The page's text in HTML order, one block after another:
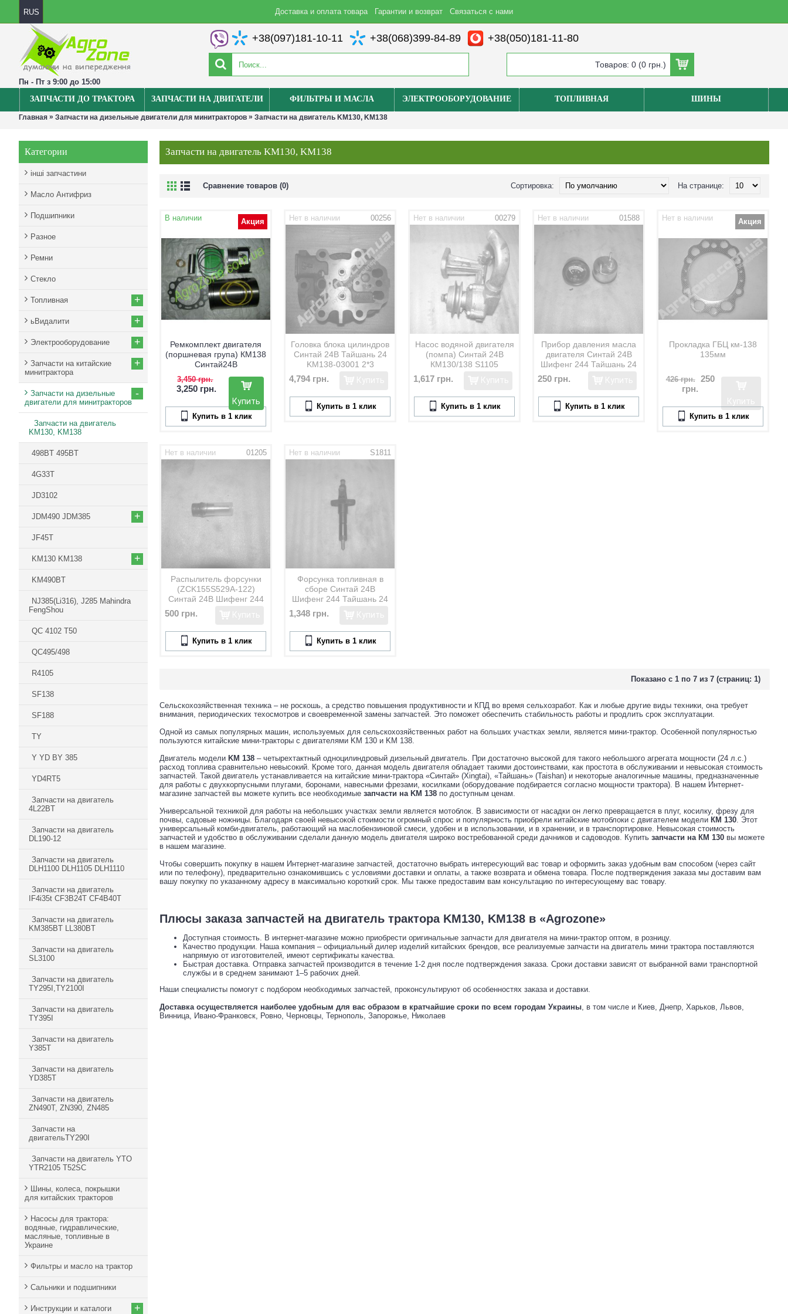
Доставка и оплата товара Гарантии и возврат Связаться с нами
RUS
+38(097)181-10-11 +38(068)399-84-89 +38(050)181-11-80
Пн - Пт з 9:00 до 15:00
Товаров: 0 (0 грн.)
ЗАПЧАСТИ ДО ТРАКТОРА ЗАПЧАСТИ НА ДВИГАТЕЛИ ФИЛЬТРЫ И МАСЛА ЭЛЕКТРООБОРУДОВАНИЕ ТОПЛИВНАЯ ШИНЫ
Главная » Запчасти на дизельные двигатели для минитракторов » Запчасти на двигатель KM130, KM138
Категории
інші запчастини
Масло Антифриз
Подшипники
Разное
Ремни
Стекло
Топливная +
ьВидалити +
Электрооборудование +
Запчасти на китайские
минитрактора
+
Запчасти на дизельные
двигатели для минитракторов
-
Запчасти на двигатель
KM130, KM138
498BT 495BT
4G33T
JD3102
JDM490 JDM385 +
JF45T
KM130 KM138 +
KM490BT
NJ385(Li316), J285 Mahindra
FengShou
QC 4102 T50
QC495/498
R4105
SF138
SF188
TY
Y YD BY 385
YD4RT5
Запчасти на двигатель
4L22BT
Запчасти на двигатель
DL190-12
Запчасти на двигатель
DLH1100 DLH1105 DLH1110
Запчасти на двигатель
IF4i35t CF3B24T CF4B40T
Запчасти на двигатель
KM385BT LL380BT
Запчасти на двигатель
SL3100
Запчасти на двигатель
TY295I,TY2100I
Запчасти на двигатель
TY395I
Запчасти на двигатель
Y385T
Запчасти на двигатель
YD385T
Запчасти на двигатель
ZN490T, ZN390, ZN485
Запчасти на
двигательTY290I
Запчасти на двигатель YTO
YTR2105 T52SC
Шины, колеса, покрышки
для китайских тракторов
Насосы для трактора:
водяные, гидравлические,
масляные, топливные в
Украине
Фильтры и масло на трактор
Сальники и подшипники
Инструкции и каталоги +
Запчасти на двигатель KM130, KM138
Сравнение товаров (0) На странице:
Сортировка:
В наличии Акция
Ремкомплект двигателя
(поршневая група) КМ138
Синтай24В
3,450 грн.
3,250 грн.
Купить
Купить в 1 клик
Нет в наличии 00256
Головка блока цилиндров
Синтай 24В Тайшань 24
KM138-03001 2*3
4,794 грн.
Купить в 1 клик
Нет в наличии 00279
Насос водяной двигателя
(помпа) Синтай 24В
КМ130/138 S1105
1005255-388YD
1,617 грн.
Купить в 1 клик
Нет в наличии 01588
Прибор давления масла
двигателя Синтай 24В
Шифенг 244 Тайшань 24
250 грн.
Купить в 1 клик
Нет в наличии 00482
Акция
Прокладка ГБЦ км-138
135мм
426 грн.
250
грн.
Купить в 1 клик
Нет в наличии 01205
Распылитель форсунки
(ZCK155S529A-122)
Синтай 24В Шифенг 244
CNDLLA155S255
500 грн.
Купить в 1 клик
Нет в наличии S1811
Форсунка топливная в
сборе Синтай 24В
Шифенг 244 Тайшань 24
1,348 грн.
Купить в 1 клик
Показано с 1 по 7 из 7 (страниц: 1)
Сельскохозяйственная техника – не роскошь, а средство повышения продуктивности и КПД во время сельхозработ. Как и любые другие виды техники, она требует
внимания, периодических техосмотров и своевременной замены запчастей. Это поможет обеспечить стабильность работы и продлить срок эксплуатации.
Одной из самых популярных машин, используемых для сельскохозяйственных работ на больших участках земли, является мини-трактор. Особенной популярностью
пользуются китайские мини-тракторы с двигателями KM 130 и KM 138.
Двигатель модели KM 138 – четырехтактный одноцилиндровый дизельный двигатель. При достаточно высокой для такого небольшого агрегата мощности (24 л.с.)
расход топлива сравнительно невысокий. Кроме того, данная модель двигателя обладает такими достоинствами, как простота в обслуживании и невысокая стоимость
запчастей. Такой двигатель устанавливается на китайские мини-трактора «Синтай» (Xingtai), «Тайшань» (Taishan) и некоторые аналогичные машины, предназначенные
для работы с двухкорпусными плугами, боронами, навесными фрезами, косилками (оборудование подбирается согласно мощности трактора). В нашем Интернет-
магазине запчастей вы можете купить все необходимые запчасти на KM 138 по доступным ценам.
Универсальной техникой для работы на небольших участках земли является мотоблок. В зависимости от насадки он легко превращается в плуг, косилку, фрезу для
почвы, садовые ножницы. Благодаря своей невысокой стоимости огромный спрос и популярность приобрели китайские мотоблоки с двигателем модели КМ 130. Этот
универсальный комби-двигатель, работающий на маслобензиновой смеси, удобен и в использовании, и в хранении, и в транспортировке. Невысокая стоимость
запчастей и удобство в обслуживании сделали данную модель двигателя широко востребованной среди дачников и садоводов. Купить запчасти на КМ 130 вы можете
в нашем магазине.
Чтобы совершить покупку в нашем Интернет-магазине запчастей, достаточно выбрать интересующий вас товар и оформить заказ удобным вам способом (через сайт
или по телефону), предварительно ознакомившись с условиями доставки и оплаты, а также возврата и обмена товара. После подтверждения заказа мы доставим вам
вашу покупку по указанному адресу в максимально короткий срок. Мы также предоставим вам консультацию по интересующему вас товару.
Плюсы заказа запчастей на двигатель трактора KM130, KM138 в «Agrozone»
Доступная стоимость. В интернет-магазине можно приобрести оригинальные запчасти для двигателя на мини-трактор оптом, в розницу.
Качество продукции. Наша компания – официальный дилер изделий китайских брендов, все реализуемые запчасти на двигатель мини трактора поставляются
напрямую от изготовителей, имеют сертификаты качества.
Быстрая доставка. Отправка запчастей производится в течение 1-2 дня после подтверждения заказа. Сроки доставки зависят от выбранной вами транспортной
службы и в среднем занимают 1–5 рабочих дней.
Наши специалисты помогут с подбором необходимых запчастей, проконсультируют об особенностях заказа и доставки.
Доставка осуществляется наиболее удобным для вас образом в кратчайшие сроки по всем городам Украины, в том числе и Киев, Днепр, Харьков, Львов,
Винница, Ивано-Франковск, Ровно, Черновцы, Тернополь, Запорожье, Николаев